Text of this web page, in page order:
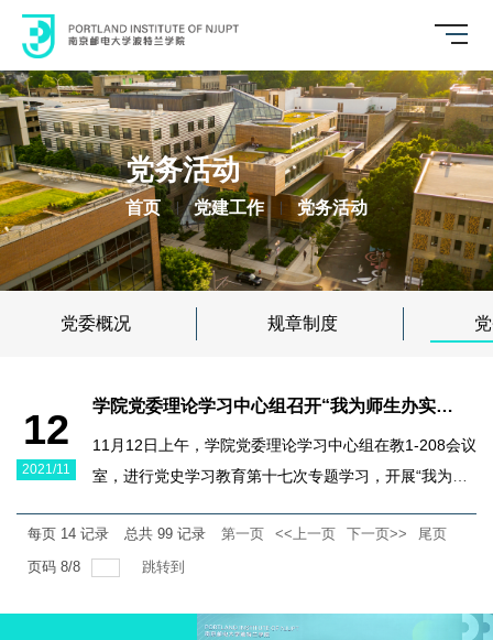
党务活动
首页 党建工作 党务活动
党委概况 规章制度
12
2021/11
学院党委理论学习中心组召开“我为师生办实
11月12日上午，学院党委理论学习中心组在教1-208会议
室，进行党史学习教育第十七次专题学习，开展“我为师
中心组组长丁静主持学习会，部分中心组成员作重点发
言交流。党委副书记于景宝在交流发言中谈到，根据波
以下工作重点：一是思想引领，做好疫情常态化下的教
每页 14 记录 总共 99 记录 第一页 <<上一页 下一页>>
尾页
页码 8/8 跳转到